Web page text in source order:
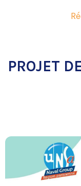
PROJET